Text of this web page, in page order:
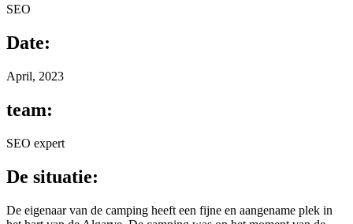
SEO
Date:
April, 2023
team:
SEO expert
De situatie:
De eigenaar van de camping heeft een fijne en aangename plek in